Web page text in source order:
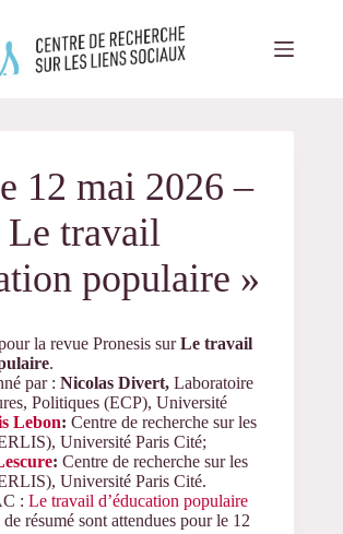
12 mai 2026 –
travail
populaire »
la revue Pronesis surLe travail
.
par : Nicolas Divert, Laboratoire
Politiques (ECP), Université
Lebon: Centre de recherche sur les
Université Paris Cité;
: Centre de recherche sur les
Université Paris Cité.
: Le travail d’éducation populaire
résumé sont attendues pour le 12